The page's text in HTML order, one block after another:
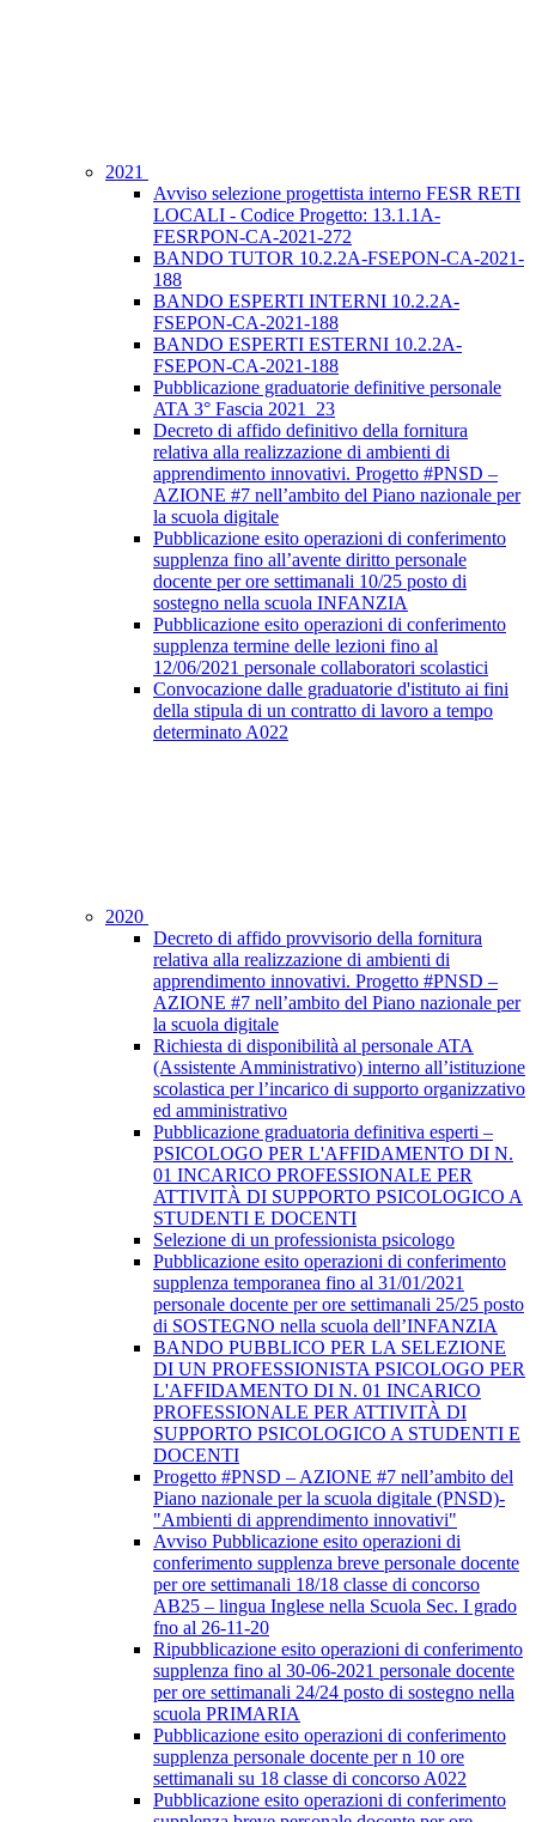
2021
Avviso selezione progettista interno FESR RETI
LOCALI - Codice Progetto: 13.1.1A-
FESRPON-CA-2021-272
BANDO TUTOR 10.2.2A-FSEPON-CA-2021-
188
BANDO ESPERTI INTERNI 10.2.2A-
FSEPON-CA-2021-188
BANDO ESPERTI ESTERNI 10.2.2A-
FSEPON-CA-2021-188
Pubblicazione graduatorie definitive personale
ATA 3° Fascia 2021_23
Decreto di affido definitivo della fornitura
relativa alla realizzazione di ambienti di
apprendimento innovativi. Progetto #PNSD –
AZIONE #7 nell’ambito del Piano nazionale per
la scuola digitale
Pubblicazione esito operazioni di conferimento
supplenza fino all’avente diritto personale
docente per ore settimanali 10/25 posto di
sostegno nella scuola INFANZIA
Pubblicazione esito operazioni di conferimento
supplenza termine delle lezioni fino al
12/06/2021 personale collaboratori scolastici
Convocazione dalle graduatorie d'istituto ai fini
della stipula di un contratto di lavoro a tempo
determinato A022
2020
Decreto di affido provvisorio della fornitura
relativa alla realizzazione di ambienti di
apprendimento innovativi. Progetto #PNSD –
AZIONE #7 nell’ambito del Piano nazionale per
la scuola digitale
Richiesta di disponibilità al personale ATA
(Assistente Amministrativo) interno all’istituzione
scolastica per l’incarico di supporto organizzativo
ed amministrativo
Pubblicazione graduatoria definitiva esperti –
PSICOLOGO PER L'AFFIDAMENTO DI N.
01 INCARICO PROFESSIONALE PER
ATTIVITÀ DI SUPPORTO PSICOLOGICO A
STUDENTI E DOCENTI
Selezione di un professionista psicologo
Pubblicazione esito operazioni di conferimento
supplenza temporanea fino al 31/01/2021
personale docente per ore settimanali 25/25 posto
di SOSTEGNO nella scuola dell’INFANZIA
BANDO PUBBLICO PER LA SELEZIONE
DI UN PROFESSIONISTA PSICOLOGO PER
L'AFFIDAMENTO DI N. 01 INCARICO
PROFESSIONALE PER ATTIVITÀ DI
SUPPORTO PSICOLOGICO A STUDENTI E
DOCENTI
Progetto #PNSD – AZIONE #7 nell’ambito del
Piano nazionale per la scuola digitale (PNSD)-
"Ambienti di apprendimento innovativi"
Avviso Pubblicazione esito operazioni di
conferimento supplenza breve personale docente
per ore settimanali 18/18 classe di concorso
AB25 – lingua Inglese nella Scuola Sec. I grado
fno al 26-11-20
Ripubblicazione esito operazioni di conferimento
supplenza fino al 30-06-2021 personale docente
per ore settimanali 24/24 posto di sostegno nella
scuola PRIMARIA
Pubblicazione esito operazioni di conferimento
supplenza personale docente per n 10 ore
settimanali su 18 classe di concorso A022
Pubblicazione esito operazioni di conferimento